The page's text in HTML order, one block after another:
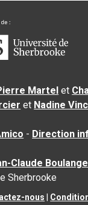
Martel et
et Nadine
- Direction
Claude
Sherbrooke
nous |